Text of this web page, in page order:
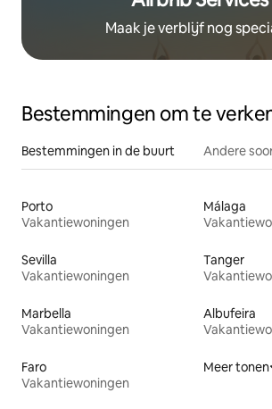
Maak je verblijf nog
Bestemmingen om te
Bestemmingen in de buurt Andere
Porto
Vakantiewoningen
Málaga
Sevilla
Vakantiewoningen
Tanger
Marbella
Vakantiewoningen
Albufeira
Faro
Vakantiewoningen
Meer tonen